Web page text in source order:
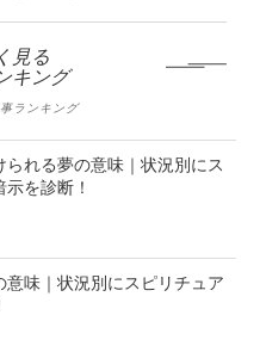
見る
キング
ランキング
られる夢の意味｜状況別にス
を診断！
意味｜状況別にスピリチュア